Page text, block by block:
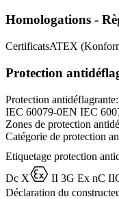
Homologations -
CertificatsATEX
Protection
Protection
IEC 60079-0EN IEC
Zones de protection
Catégorie de protection
Etiquetage protection
Dc XD II 3G Ex nC
Déclaration du